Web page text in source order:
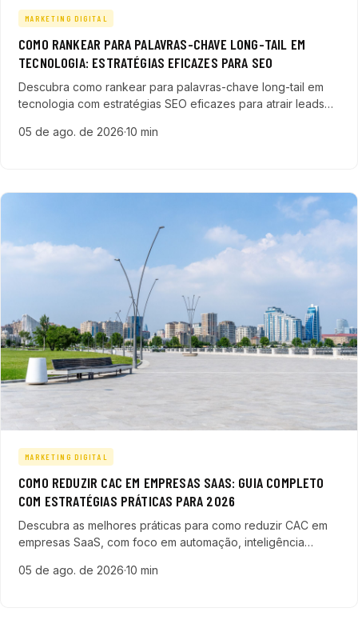
MARKETING DIGITAL
COMO RANKEAR PARA PALAVRAS-CHAVE LONG-TAIL EM
TECNOLOGIA: ESTRATÉGIAS EFICAZES PARA SEO
Descubra como rankear para palavras-chave long-tail em
tecnologia com estratégias SEO eficazes para atrair leads
B2B.
05 de ago. de 2026·10 min
MARKETING DIGITAL
COMO REDUZIR CAC EM EMPRESAS SAAS: GUIA COMPLETO
COM ESTRATÉGIAS PRÁTICAS PARA 2026
Descubra as melhores práticas para como reduzir CAC em
empresas SaaS, com foco em automação, inteligência
crescimento.
05 de ago. de 2026·10 min